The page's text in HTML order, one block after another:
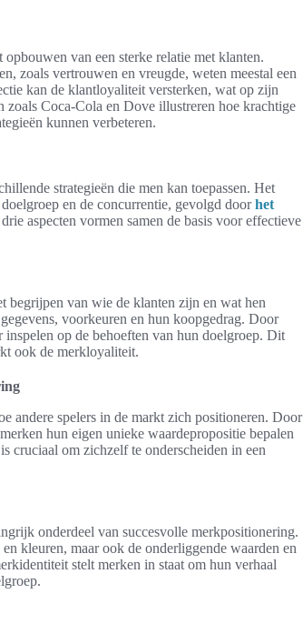
van een sterke relatie met klanten.
zoals vertrouwen en vreugde, weten meestal een
kan de klantloyaliteit versterken, wat op zijn
zoals Coca-Cola en Dove illustreren hoe krachtige
kunnen verbeteren.
strategieën die men kan toepassen. Het
en de concurrentie, gevolgd doorhet
aspecten vormen samen de basis voor effectieve
begrijpen van wie de klanten zijn en wat hen
voorkeuren en hun koopgedrag. Door
op de behoeften van hun doelgroep. Dit
ook de merkloyaliteit.
andere spelers in de markt zich positioneren. Door
hun eigen unieke waardepropositie bepalen
cruciaal om zichzelf te onderscheiden in een
onderdeel van succesvolle merkpositionering.
kleuren, maar ook de onderliggende waarden en
stelt merken in staat om hun verhaal